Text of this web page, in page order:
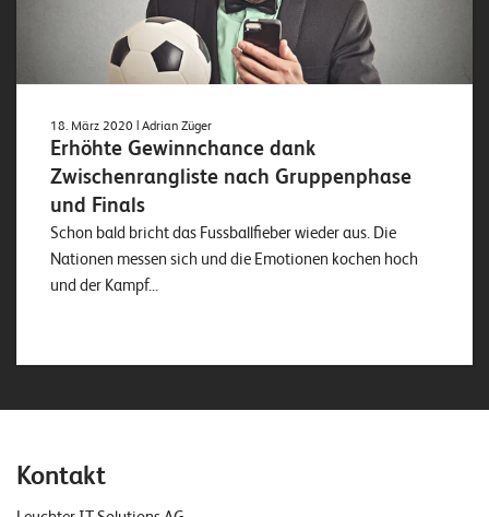
18. März 2020 | Adrian Züger
Erhöhte Gewinnchance dank
Zwischenrangliste nach Gruppenphase
und Finals
Schon bald bricht das Fussballfieber wieder aus. Die
Nationen messen sich und die Emotionen kochen hoch
und der Kampf...
Kontakt